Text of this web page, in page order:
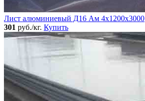
Лист алюминиевый Д16 Ам 4х1200х3000
301 руб./кг. Купить